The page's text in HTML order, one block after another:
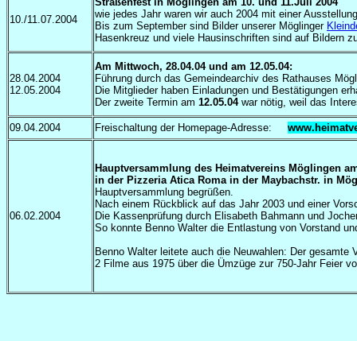
10./11.07.2004
wie jedes Jahr waren wir auch 2004 mit einer
Bis zum September sind Bilder unserer Möglinger
Hasenkreuz und viele Hausinschriften sind auf Bildern
28.04.2004
12.05.2004
Am Mittwoch, 28.04.04 und am 12.05.04:
Führung durch das Gemeindearchiv des Rathauses
Die Mitglieder haben Einladungen und Bestätigungen
Der zweite Termin am 12.05.04war nötig, weil das
09.04.2004 Freischaltung der Homepage-Adresse:
06.02.2004
Hauptversammlung des Heimatvereins Möglingen
in der Pizzeria Atica Roma in der Maybachstr. in
Hauptversammlung begrüßen.
Nach einem Rückblick auf das Jahr 2003 und einer
Die Kassenprüfung durch Elisabeth Bahmann und
So konnte Benno Walter die Entlastung von Vorstand
Benno Walter leitete auch die Neuwahlen: Der
2 Filme aus 1975 über die Ümzüge zur 750-Jahr Feier